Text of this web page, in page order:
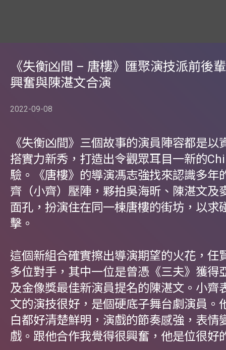
《失衡凶間 – 唐樓》匯聚演技派前後
興奮與陳湛文合演
2022-09-08
《失衡凶間》三個故事的演員陣容都是以
搭實力新秀，打造出令觀眾耳目一新的
驗。《唐樓》的導演馮志強找來認識多年
齊（小齊）壓陣，夥拍吳海昕、陳湛文及
面孔，扮演住在同一棟唐樓的街坊，以求
擊。
這個新組合確實擦出導演期望的火花，任
多位對手，其中一位是曾憑《三夫》獲得
及金像獎最佳新演員提名的陳湛文。小齊
文的演技很好，是個硬底子舞台劇演員。
白都好清楚鮮明，演戲的節奏感強，表情
戲。跟他合作我覺得很興奮，他是位很好